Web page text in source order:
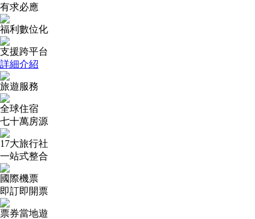
有求必應
福利數位化
支援跨平台
詳細介紹
旅遊服務
全球住宿
七十萬房源
17大旅行社
一站式整合
國際機票
即訂即開票
票券當地遊